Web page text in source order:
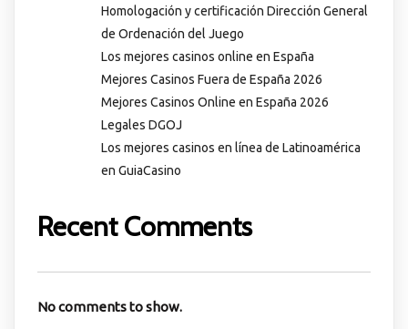
Homologación y certificación Dirección General
de Ordenación del Juego
Los mejores casinos online en España
Mejores Casinos Fuera de España 2026
Mejores Casinos Online en España 2026
Legales DGOJ
Los mejores casinos en línea de Latinoamérica
en GuiaCasino
Recent Comments
No comments to show.